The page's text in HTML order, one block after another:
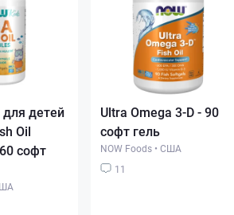
детей
Oil
софт
Ultra Omega 3-D - 90
софт гель
NOW Foods • США
11